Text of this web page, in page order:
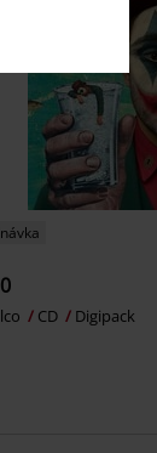
CD Digipack